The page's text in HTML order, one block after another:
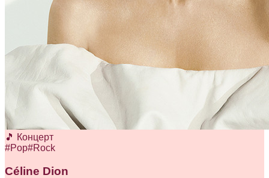
🎵 Концерт
#Pop#Rock
Céline Dion